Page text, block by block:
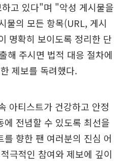
고 있다"며 "악성 게시물을
물의 모든 항목(URL, 게시
명확히 보이도록 정리한 단
해 주시면 법적 대응 절차에
제보를 독려했다.
아티스트가 건강하고 안정
에 전념할 수 있도록 최선을
향한 팬 여러분의 진심 어
극적인 참여와 제보에 깊이